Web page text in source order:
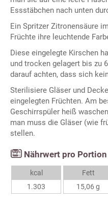
Essstäbchen nach unten
Ein Spritzer Zitronensäure
Früchte ihre leuchtende
Diese eingelegte Kirschen
und trocken gelagert bis zu
darauf achten, dass sich
Sterilisiere Gläser und
eingelegten Früchten. Am
Geschirrspüler heiß
man muss die Gläser (wie
stellen.
Nährwert pro Portion
kcal
1.303
Fett
15,06 g